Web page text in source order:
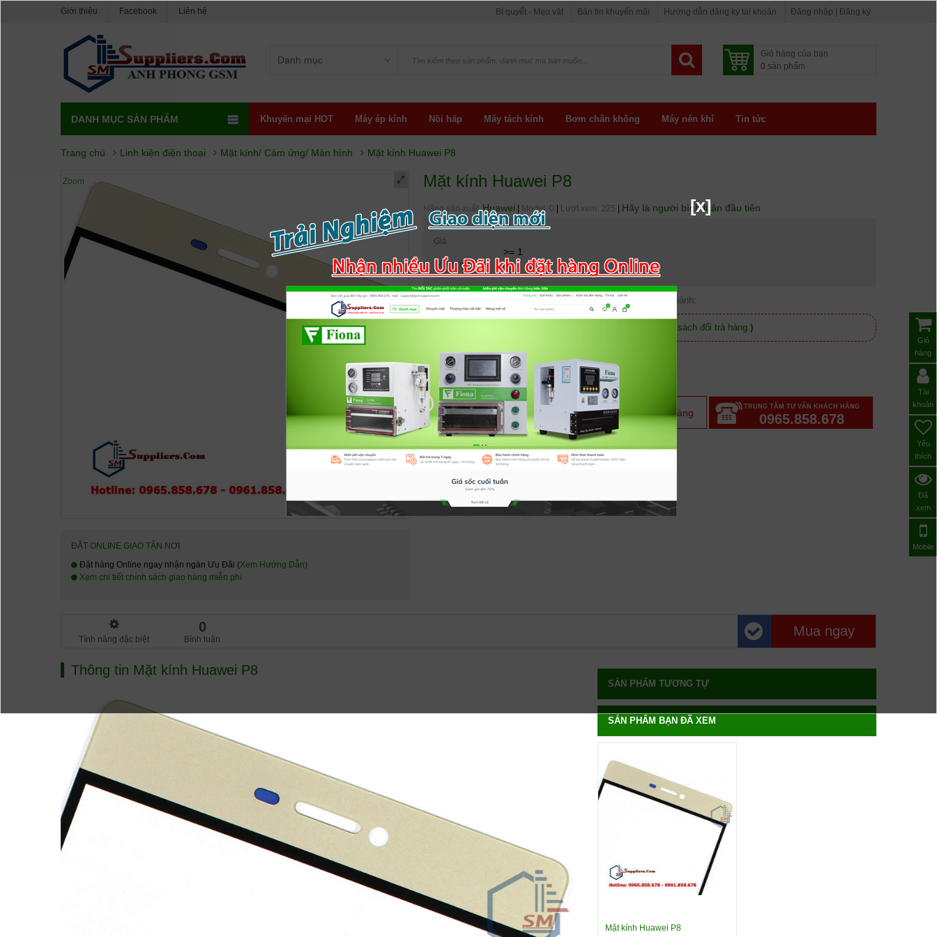
[x]
Bí quyết - Mẹo vặt Bản tin khuyến mãi Hướng dẫn đăng ký tài khoản Đăng nhập | Đăng ký
Giới thiệu Facebook Liên hệ
Giỏ hàng của bạn
0 sản phẩm
Danh mục
DANH MỤC SẢN PHẨM Khuyến mại HOT Máy ép kính Nồi hấp Máy tách kính Bơm chân không Máy nén khí Tin tức
Trang chủ Linh kiện điện thoại Mặt kính/ Cảm ứng/ Màn hình Mặt kính Huawei P8
Zoom
ĐẶT ONLINE GIAO TẬN NƠI
Đặt hàng Online ngay nhận ngàn Ưu Đãi (Xem Hướng Dẫn)
Xem chi tiết chính sách giao hàng miễn phí
Mặt kính Huawei P8
Hãng sản xuất:Huawei | Model: 0 | Lượt xem: 225 | Hãy là người bình luận đầu tiên
Giá
Số lượng
>= 1
Tình trạng: CÒN HÀNG Bảo hành:
Xem chính sách đổi trả hàng. )
Số lượng: - +
Mua ngay Thêm vào giỏ hàng
TRUNG TÂM TƯ VẤN KHÁCH HÀNG
0965.858.678
Tính năng đặc biệt
0
Bình luận
Mua ngay
Thông tin Mặt kính Huawei P8
SẢN PHẨM TƯƠNG TỰ
SẢN PHẨM BẠN ĐÃ XEM
Mặt kính Huawei P8
Giỏ
hàng
Tài
khoản
Yêu
thích
Đã
xem
Mobile